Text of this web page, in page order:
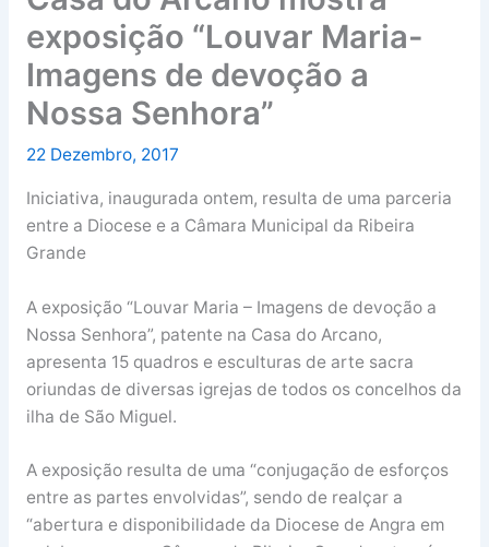
exposição “Louvar Maria-
Imagens de devoção a
Nossa Senhora”
22 Dezembro, 2017
Iniciativa, inaugurada ontem, resulta de uma parceria
entre a Diocese e a Câmara Municipal da Ribeira
Grande
A exposição “Louvar Maria – Imagens de devoção a
Nossa Senhora”, patente na Casa do Arcano,
apresenta 15 quadros e esculturas de arte sacra
oriundas de diversas igrejas de todos os concelhos da
ilha de São Miguel.
A exposição resulta de uma “conjugação de esforços
entre as partes envolvidas”, sendo de realçar a
“abertura e disponibilidade da Diocese de Angra em